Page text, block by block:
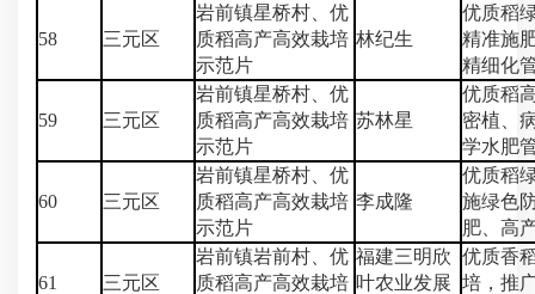
58 三元区
岩前镇星桥村、优
质稻高产高效栽培
示范片
林纪生
优质稻
精准施
精细化
59 三元区
岩前镇星桥村、优
质稻高产高效栽培
示范片
苏林星
优质稻
密植、
学水肥
60 三元区
岩前镇星桥村、优
质稻高产高效栽培
示范片
李成隆
优质稻
施绿色
肥、高
61 三元区
岩前镇岩前村、优
质稻高产高效栽培
福建三明欣
叶农业发展
优质香
培，推